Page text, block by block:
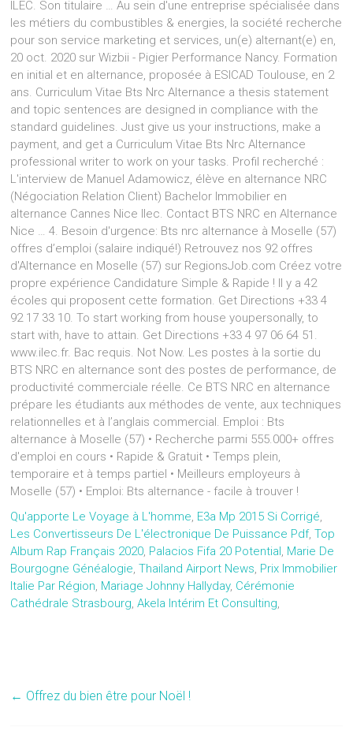
ILEC. Son titulaire … Au sein d'une entreprise spécialisée dans
les métiers du combustibles & energies, la société recherche
pour son service marketing et services, un(e) alternant(e) en,
20 oct. 2020 sur Wizbii - Pigier Performance Nancy. Formation
en initial et en alternance, proposée à ESICAD Toulouse, en 2
ans. Curriculum Vitae Bts Nrc Alternance a thesis statement
and topic sentences are designed in compliance with the
standard guidelines. Just give us your instructions, make a
payment, and get a Curriculum Vitae Bts Nrc Alternance
professional writer to work on your tasks. Profil recherché :
L'interview de Manuel Adamowicz, élève en alternance NRC
(Négociation Relation Client) Bachelor Immobilier en
alternance Cannes Nice Ilec. Contact BTS NRC en Alternance
Nice … 4. Besoin d'urgence: Bts nrc alternance à Moselle (57)
offres d’emploi (salaire indiqué!) Retrouvez nos 92 offres
d'Alternance en Moselle (57) sur RegionsJob.com Créez votre
propre expérience Candidature Simple & Rapide ! Il y a 42
écoles qui proposent cette formation. Get Directions +33 4
92 17 33 10. To start working from house youpersonally, to
start with, have to attain. Get Directions +33 4 97 06 64 51.
www.ilec.fr. Bac requis. Not Now. Les postes à la sortie du
BTS NRC en alternance sont des postes de performance, de
productivité commerciale réelle. Ce BTS NRC en alternance
prépare les étudiants aux méthodes de vente, aux techniques
relationnelles et à l’anglais commercial. Emploi : Bts
alternance à Moselle (57) • Recherche parmi 555.000+ offres
d'emploi en cours • Rapide & Gratuit • Temps plein,
temporaire et à temps partiel • Meilleurs employeurs à
Moselle (57) • Emploi: Bts alternance - facile à trouver !
Qu'apporte Le Voyage à L'homme, E3a Mp 2015 Si Corrigé,
Les Convertisseurs De L'électronique De Puissance Pdf,Top
Album Rap Français 2020, Palacios Fifa 20 Potential, Marie De
Bourgogne Généalogie,Thailand Airport News, Prix Immobilier
Italie Par Région, Mariage Johnny Hallyday, Cérémonie
Cathédrale Strasbourg,Akela Intérim Et Consulting,
← Offrez du bien être pour Noël !